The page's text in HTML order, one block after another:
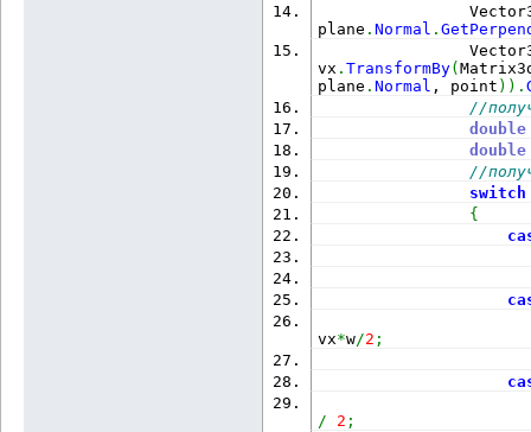
Vector3d
plane .Normal .
Vector3d
vx .TransformBy(
plane .Normal , point ) ) .
//
double
double
//
switch
{
vx*w/2 ;
/
2 ;